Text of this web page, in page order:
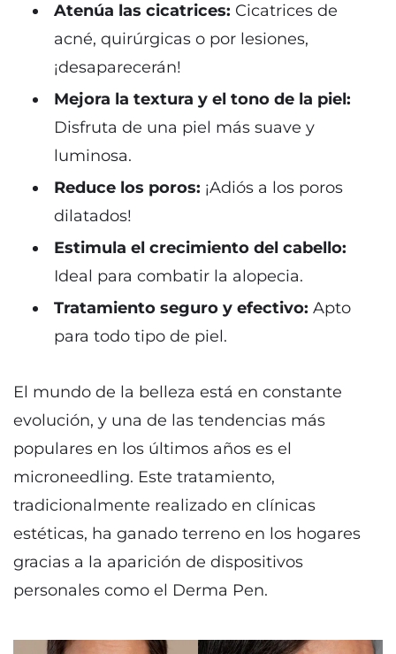
Atenúa las cicatrices: Cicatrices de
acné, quirúrgicas o por lesiones,
¡desaparecerán!
Mejora la textura y el tono de la piel:
Disfruta de una piel más suave y
luminosa.
Reduce los poros: ¡Adiós a los poros
dilatados!
Estimula el crecimiento del cabello:
Ideal para combatir la alopecia.
Tratamiento seguro y efectivo: Apto
para todo tipo de piel.
El mundo de la belleza está en constante
evolución, y una de las tendencias más
populares en los últimos años es el
microneedling. Este tratamiento,
tradicionalmente realizado en clínicas
estéticas, ha ganado terreno en los hogares
gracias a la aparición de dispositivos
personales como el Derma Pen.